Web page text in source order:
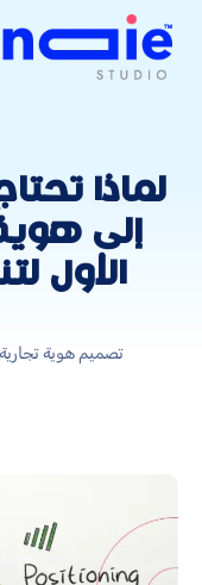
لماذا
إلى
الأول
تصميم هوية